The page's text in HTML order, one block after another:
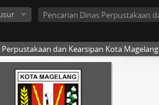
Perpustakaan dan Kearsipan Kota Magelang